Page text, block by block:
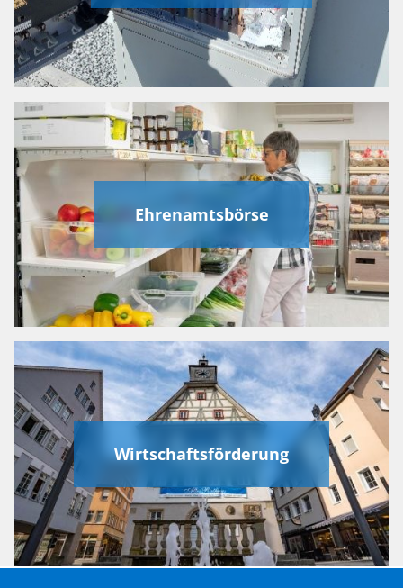
Ehrenamtsbörse
Wirtschaftsförderung